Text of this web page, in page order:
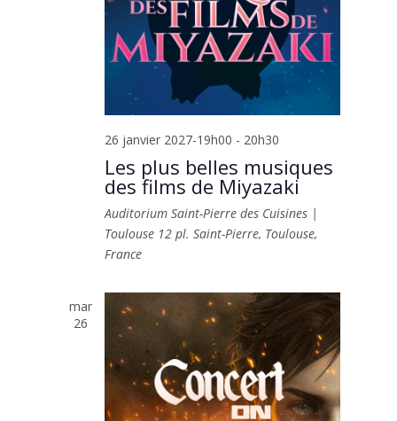
26 janvier 2027-19h00 - 20h30
Les plus belles musiques
des films de Miyazaki
Auditorium Saint-Pierre des Cuisines |
Toulouse 12 pl. Saint-Pierre, Toulouse,
France
mar
26